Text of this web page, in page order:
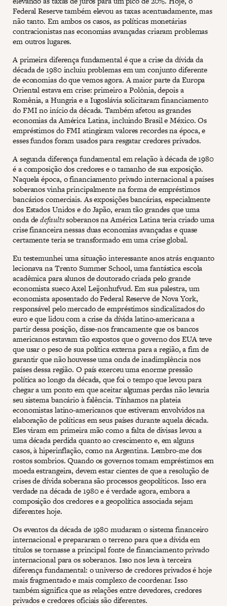
Federal Reserve também elevou as taxas acentuadamente, mas
não tanto. Em ambos os casos, as políticas monetárias
contracionistas nas economias avançadas criaram problemas
em outros lugares.
A primeira diferença fundamental é que a crise da dívida da
década de 1980 incluiu problemas em um conjunto diferente
de economias do que vemos agora. A maior parte da Europa
Oriental estava em crise: primeiro a Polônia, depois a
Romênia, a Hungria e a Iugoslávia solicitaram financiamento
do FMI no início da década. Também afetou as grandes
economias da América Latina, incluindo Brasil e México. Os
empréstimos do FMI atingiram valores recordes na época, e
esses fundos foram usados ​​para resgatar credores privados.
A segunda diferença fundamental em relação à década de 1980
é a composição dos credores e o tamanho de sua exposição.
Naquela época, o financiamento privado internacional a países
soberanos vinha principalmente na forma de empréstimos
bancários comerciais. As exposições bancárias, especialmente
dos Estados Unidos e do Japão, eram tão grandes que uma
onda dedefaultssoberanos na América Latina teria criado uma
crise financeira nessas duas economias avançadas e quase
certamente teria se transformado em uma crise global.
Eu testemunhei uma situação interessante anos atrás enquanto
lecionava na Trento Summer School, uma fantástica escola
acadêmica para alunos de doutorado criada pelo grande
economista sueco Axel Leijonhufvud. Em sua palestra, um
economista aposentado do Federal Reserve de Nova York,
responsável pelo mercado de empréstimos sindicalizados do
euro e que lidou com a crise da dívida latino-americana a
partir dessa posição, disse-nos francamente que os bancos
americanos estavam tão expostos que o governo dos EUA teve
que usar o peso de sua política externa para a região, a fim de
garantir que não houvesse uma onda de inadimplência nos
países dessa região. O país exerceu uma enorme pressão
política ao longo da década, que foi o tempo que levou para
chegar a um ponto em que aceitar algumas perdas não levaria
seu sistema bancário à falência. Tínhamos na plateia
economistas latino-americanos que estiveram envolvidos na
elaboração de políticas em seus países durante aquela década.
Eles viram em primeira mão como a falta de divisas levou a
uma década perdida quanto ao crescimento e, em alguns
casos, à hiperinflação, como na Argentina. Lembro-me dos
rostos sombrios. Quando os governos tomam empréstimos em
moeda estrangeira, devem estar cientes de que a resolução de
crises de dívida soberana são processos geopolíticos. Isso era
verdade na década de 1980 e é verdade agora, embora a
composição dos credores e a geopolítica associada sejam
diferentes hoje.
Os eventos da década de 1980 mudaram o sistema financeiro
internacional e prepararam o terreno para que a dívida em
títulos se tornasse a principal fonte de financiamento privado
internacional para os soberanos. Isso nos leva à terceira
diferença fundamental: o universo de credores privados é hoje
mais fragmentado e mais complexo de coordenar. Isso
também significa que as relações entre devedores, credores
privados e credores oficiais são diferentes.